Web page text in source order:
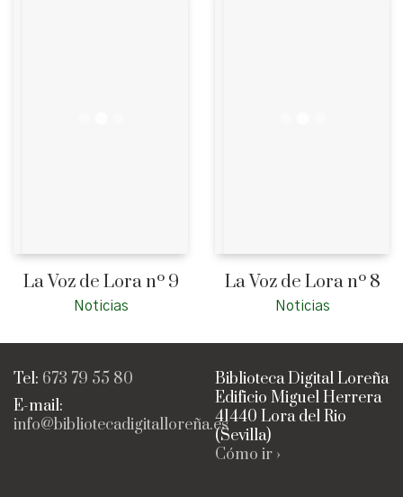
La Voz de Lora nº 9
Noticias
La Voz de Lora nº 8
Noticias
Tel: 673 79 55 80
E-mail:
info@bibliotecadigitalloreña.es
Biblioteca Digital Loreña
Edificio Miguel Herrera
41440 Lora del Rio
(Sevilla)
Cómo ir ›